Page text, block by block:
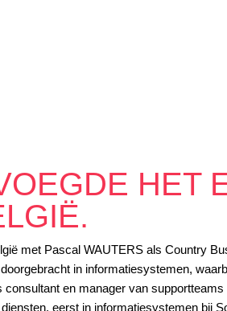
HET
met Pascal WAUTERS als Country
in informatiesystemen,
en manager van
eerst in informatiesystemen bij